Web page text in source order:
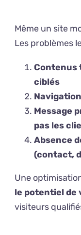
Même un site
Les problèmes
Contenus
ciblés
Message
pas les
Absence
(contact,
Une
le potentiel de
visiteurs